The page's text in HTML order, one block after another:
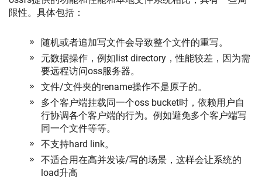
限性。具体包括：
随机或者追加写文件会导致整个文件的重写。
元数据操作，例如list directory，性能较差，因为需
要远程访问oss服务器。
文件/文件夹的rename操作不是原子的。
多个客户端挂载同一个oss bucket时，依赖用户自
行协调各个客户端的行为。例如避免多个客户端写
同一个文件等等。
不支持hard link。
不适合用在高并发读/写的场景，这样会让系统的
load升高